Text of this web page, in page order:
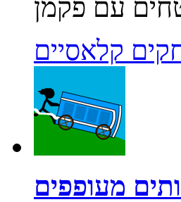
קלאסיים
מעופפים